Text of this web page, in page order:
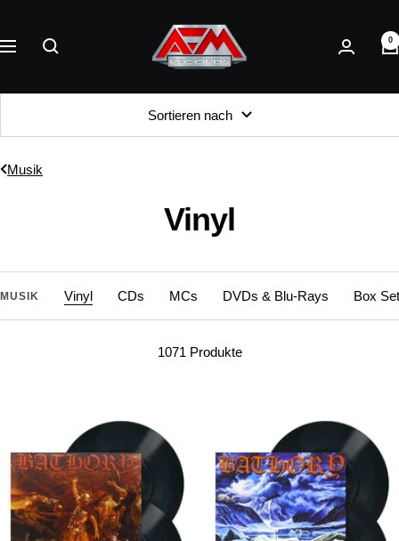
Inhalt
Navigation
AFM
Records
0
Sortieren nach
Musik
Vinyl
MUSIK Vinyl CDs MCs DVDs & Blu-Rays Box
1071 Produkte